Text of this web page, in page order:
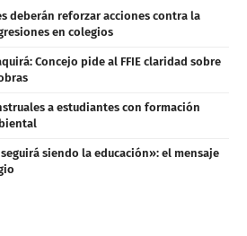
deberán reforzar acciones contra la
en colegios
Concejo pide al FFIE claridad sobre
a estudiantes con formación
siendo la educación»: el mensaje